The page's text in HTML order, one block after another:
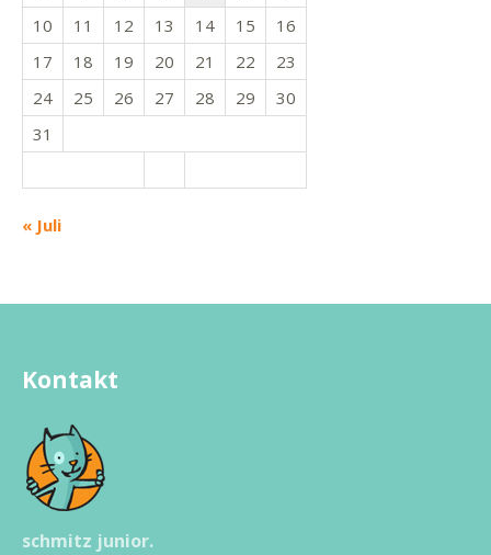
« Juli
10
11 12 13 14 15
16
17
18 19 20 21 22
23
24
25 26 27 28 29
30
31
Kontakt
schmitz junior.